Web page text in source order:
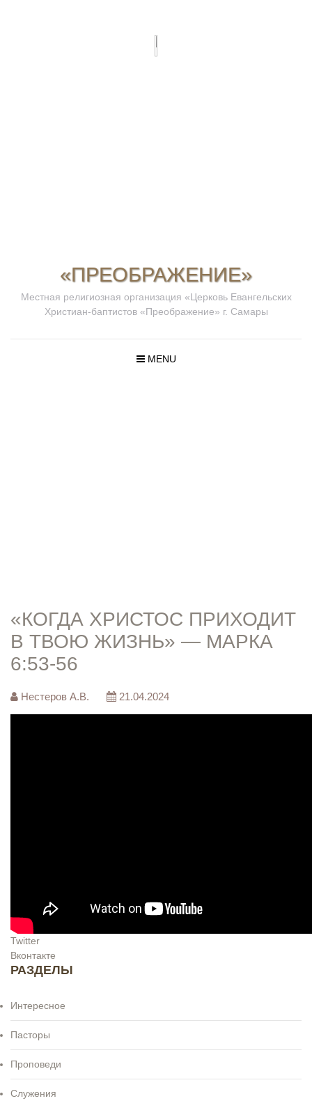
«ПРЕОБРАЖЕНИЕ»
Местная религиозная организация «Церковь Евангельских
Христиан-баптистов «Преображение» г. Самары
MENU
«КОГДА ХРИСТОС ПРИХОДИТ
В ТВОЮ ЖИЗНЬ» — МАРКА
6:53-56
Нестеров А.В. 21.04.2024
Twitter
Вконтакте
РАЗДЕЛЫ
Интересное
Пасторы
Проповеди
Служения